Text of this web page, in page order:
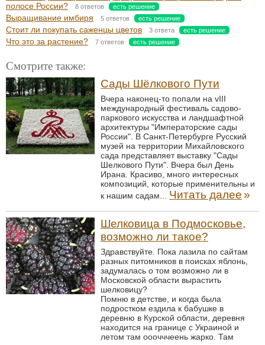
полосе России?
8 ответов есть решение
Выращивание имбиря 5 ответов есть решение
Стоит ли покупать саженцы цветов 3 ответа есть решение
Что это за растение? 7 ответов есть решение
Смотрите также:
Сады Шёлкового Пути
Вчера наконец-то попали на vIII
международный фестиваль садово-
паркового искусства и ландшафтной
архитектуры "Императорские сады
России". В Санкт-Петербурге Русский
музей на территории Михайловского
сада представляет выставку "Сады
Шелкового Пути". Вчера был День
Ирана. Красиво, много интересных
композиций, которые применительны и
к нашим садам... Читать далее»
Шелковица в Подмосковье,
возможно ли такое?
Здравствуйте. Пока лазила по сайтам
разных питомников в поисках яблонь,
задумалась о том возможно ли в
Московской области вырастить
шелковицу?
Помню в детстве, и когда была
подростком ездила к бабушке в
деревню в Курской области, деревня
находится на границе с Украиной и
летом там ооочччеень жарко. Там